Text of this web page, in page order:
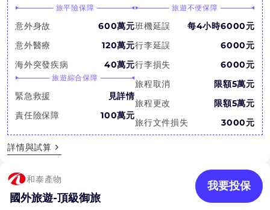
旅平險保障
意外身故
600萬元
意外醫療
120萬元
海外突發疾病
40萬元
旅遊綜合保障
緊急救援
見詳情
責任險保障
100萬元
旅遊不便保障
班機延誤
每4小時6000元
行李延誤
6000元
行李損失
6000元
旅程取消
限額5萬元
旅程更改
限額5萬元
旅行文件損失
3000元
詳情與試算
和泰產物
國外旅遊-頂級御旅
我要投保